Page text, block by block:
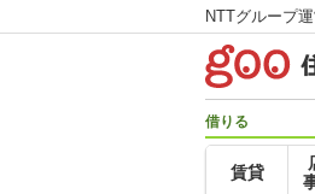
NTTグループ
借りる
賃貸